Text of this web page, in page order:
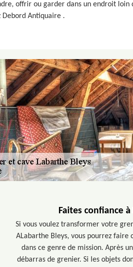
offrir ou garder dans un endroit
Debord Antiquaire .
Faites confiance
Si vous voulez transformer votre
ALabarthe Bleys, vous pourrez faire
dans ce genre de mission. Après
débarras de grenier. Si les objets